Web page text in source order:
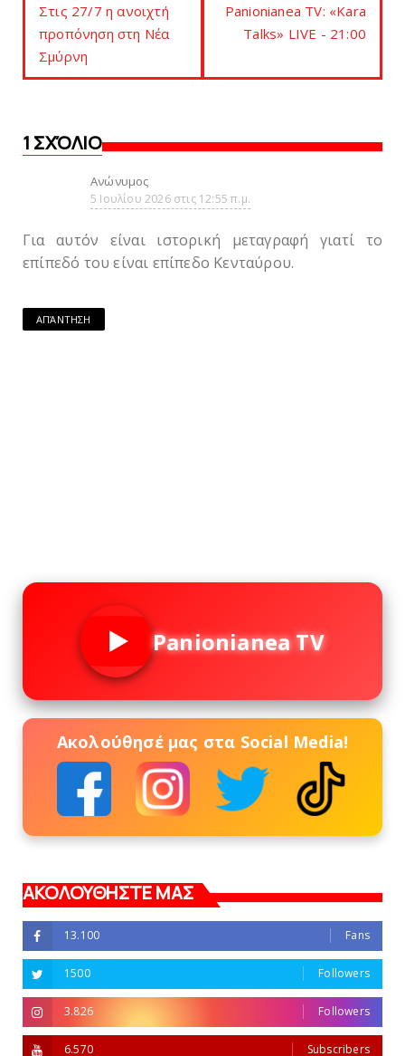
Στις 27/7 η ανοιχτή
προπόνηση στη Nέα
Σμύρνη
Panionianea TV: «Kara
Talks» LIVE - 21:00
1 ΣΧΌΛΙΟ
Ανώνυμος
5 Ιουλίου 2026 στις 12:55 π.μ.
Για αυτόν είναι ιστορική μεταγραφή γιατί το
επίπεδό του είναι επίπεδο Κενταύρου.
ΑΠΆΝΤΗΣΗ
Panionianea TV
Ακολούθησέ μας στα Social Media!
ΑΚΟΛΟΥΘΗΣΤΕ ΜΑΣ
13.100 Fans
1500 Followers
3.826 Followers
6.570 Subscribers